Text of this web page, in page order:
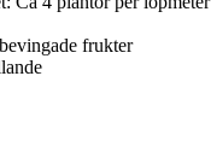
frukter